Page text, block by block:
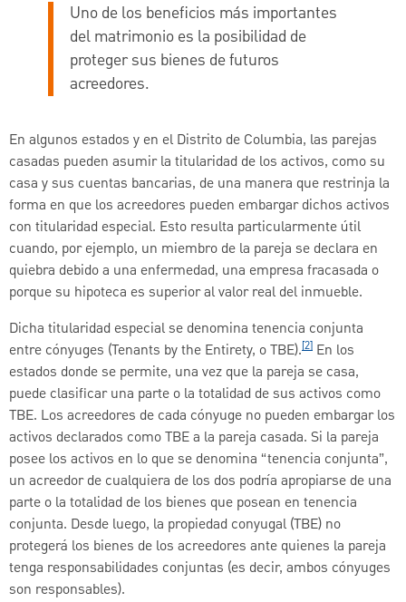
Uno de los beneficios más importantes
del matrimonio es la posibilidad de
proteger sus bienes de futuros
acreedores.
En algunos estados y en el Distrito de Columbia, las parejas
casadas pueden asumir la titularidad de los activos, como su
casa y sus cuentas bancarias, de una manera que restrinja la
forma en que los acreedores pueden embargar dichos activos
con titularidad especial. Esto resulta particularmente útil
cuando, por ejemplo, un miembro de la pareja se declara en
quiebra debido a una enfermedad, una empresa fracasada o
porque su hipoteca es superior al valor real del inmueble.
Dicha titularidad especial se denomina tenencia conjunta
entre cónyuges (Tenants by the Entirety, o TBE).[2] En los
estados donde se permite, una vez que la pareja se casa,
puede clasificar una parte o la totalidad de sus activos como
TBE. Los acreedores de cada cónyuge no pueden embargar los
activos declarados como TBE a la pareja casada. Si la pareja
posee los activos en lo que se denomina “tenencia conjunta”,
un acreedor de cualquiera de los dos podría apropiarse de una
parte o la totalidad de los bienes que posean en tenencia
conjunta. Desde luego, la propiedad conyugal (TBE) no
protegerá los bienes de los acreedores ante quienes la pareja
tenga responsabilidades conjuntas (es decir, ambos cónyuges
son responsables).